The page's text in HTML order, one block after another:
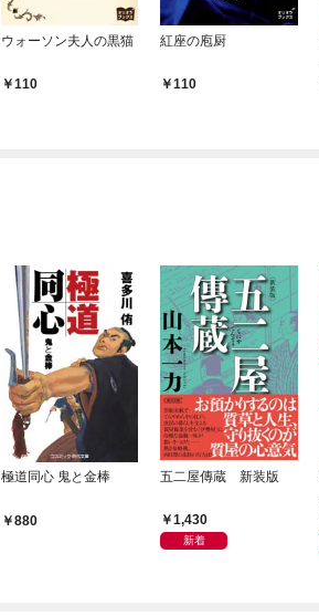
ウォーソン夫人の黒猫
110
紅座の庖厨
110
極道同心 鬼と金棒
880
五二屋傳蔵 新装版
1,430
新着